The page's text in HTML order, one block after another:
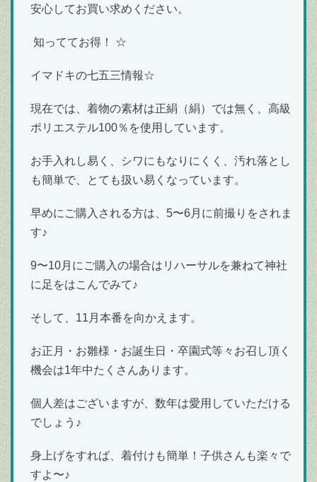
安心してお買い求めください。
知っててお得！ ☆
イマドキの七五三情報☆
現在では、着物の素材は正絹（絹）では無く、高級
ポリエステル100％を使用しています。
お手入れし易く、シワにもなりにくく、汚れ落とし
も簡単で、とても扱い易くなっています。
早めにご購入される方は、5〜6月に前撮りをされま
す♪
9〜10月にご購入の場合はリハーサルを兼ねて神社
に足をはこんでみて♪
そして、11月本番を向かえます。
お正月・お雛様・お誕生日・卒園式等々お召し頂く
機会は1年中たくさんあります。
個人差はございますが、数年は愛用していただける
でしょう♪
身上げをすれば、着付けも簡単！子供さんも楽々で
すよ〜♪